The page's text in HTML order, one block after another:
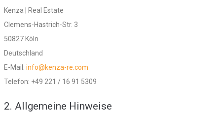
Kenza | Real Estate
Clemens-Hastrich-Str. 3
50827 Köln
Deutschland
E-Mail: info@kenza-re.com
Telefon: +49 221 / 16 91 5309
2. Allgemeine Hinweise